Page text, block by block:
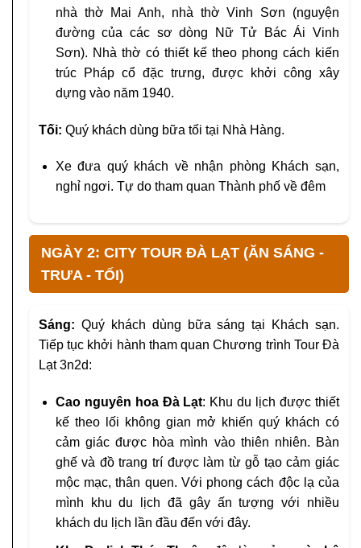
nhà thờ Mai Anh, nhà thờ Vinh Sơn (nguyện
đường của các sơ dòng Nữ Tử Bác Ái Vinh
Sơn). Nhà thờ có thiết kế theo phong cách kiến
trúc Pháp cổ đặc trưng, được khởi công xây
dựng vào năm 1940.
Tối: Quý khách dùng bữa tối tại Nhà Hàng.
Xe đưa quý khách về nhận phòng Khách sạn,
nghỉ ngơi. Tự do tham quan Thành phố về đêm
NGÀY 2: CITY TOUR ĐÀ LẠT (ĂN SÁNG -
TRƯA - TỐI)
Sáng: Quý khách dùng bữa sáng tại Khách sạn.
Tiếp tục khởi hành tham quan Chương trình Tour Đà
Lạt 3n2d:
Cao nguyên hoa Đà Lạt: Khu du lịch được thiết
kế theo lối không gian mở khiến quý khách có
cảm giác được hòa mình vào thiên nhiên. Bàn
ghế và đồ trang trí được làm từ gỗ tạo cảm giác
mộc mạc, thân quen. Với phong cách độc lạ của
mình khu du lịch đã gây ấn tượng với nhiều
khách du lịch lần đầu đến với đây.